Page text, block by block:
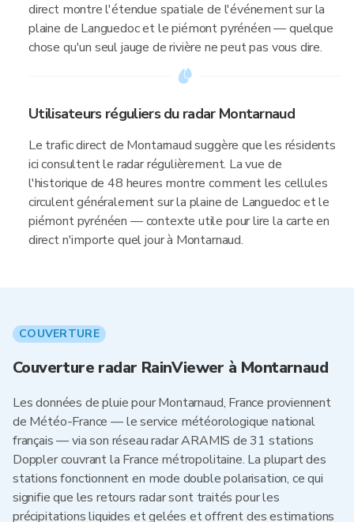
direct montre l'étendue spatiale de l'événement sur la
plaine de Languedoc et le piémont pyrénéen — quelque
chose qu'un seul jauge de rivière ne peut pas vous dire.
Utilisateurs réguliers du radar Montarnaud
Le trafic direct de Montarnaud suggère que les résidents
ici consultent le radar régulièrement. La vue de
l'historique de 48 heures montre comment les cellules
circulent généralement sur la plaine de Languedoc et le
piémont pyrénéen — contexte utile pour lire la carte en
direct n'importe quel jour à Montarnaud.
COUVERTURE
Couverture radar RainViewer à Montarnaud
Les données de pluie pour Montarnaud, France proviennent
de Météo-France — le service météorologique national
français — via son réseau radar ARAMIS de 31 stations
Doppler couvrant la France métropolitaine. La plupart des
stations fonctionnent en mode double polarisation, ce qui
signifie que les retours radar sont traités pour les
précipitations liquides et gelées et offrent des estimations